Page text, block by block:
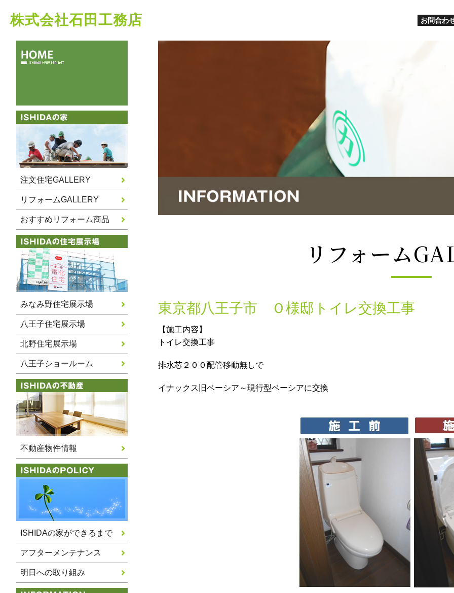
株式会社石田工務店 お問合わ
注文住宅GALLERY
リフォームGALLERY
おすすめリフォーム商品
みなみ野住宅展示場
八王子住宅展示場
北野住宅展示場
八王子ショールーム
不動産物件情報
ISHIDAの家ができるまで
アフターメンテナンス
明日への取り組み
リフォーム
東京都八王子市 Ｏ様邸トイレ交換工事
【施工内容】
トイレ交換工事
排水芯２００配管移動無しで
イナックス旧ベーシア～現行型ベーシアに交換